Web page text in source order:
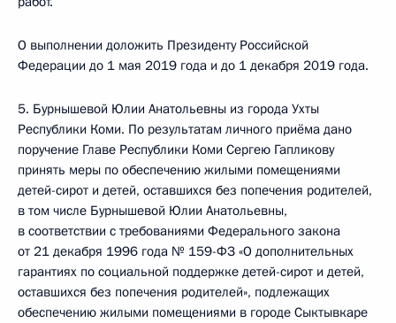
О выполнении доложить Президенту Российской
Федерации до 1 мая 2019 года и до 1 декабря 2019 года.
5. Бурнышевой Юлии Анатольевны из города Ухты
Республики Коми. По результатам личного приёма дано
поручение Главе Республики Коми Сергею Гапликову
принять меры по обеспечению жилыми помещениями
детей-сирот и детей, оставшихся без попечения родителей,
в том числе Бурнышевой Юлии Анатольевны,
в соответствии с требованиями Федерального закона
от 21 декабря 1996 года № 159-ФЗ «О дополнительных
гарантиях по социальной поддержке детей-сирот и детей,
оставшихся без попечения родителей», подлежащих
обеспечению жилыми помещениями в городе Сыктывкаре